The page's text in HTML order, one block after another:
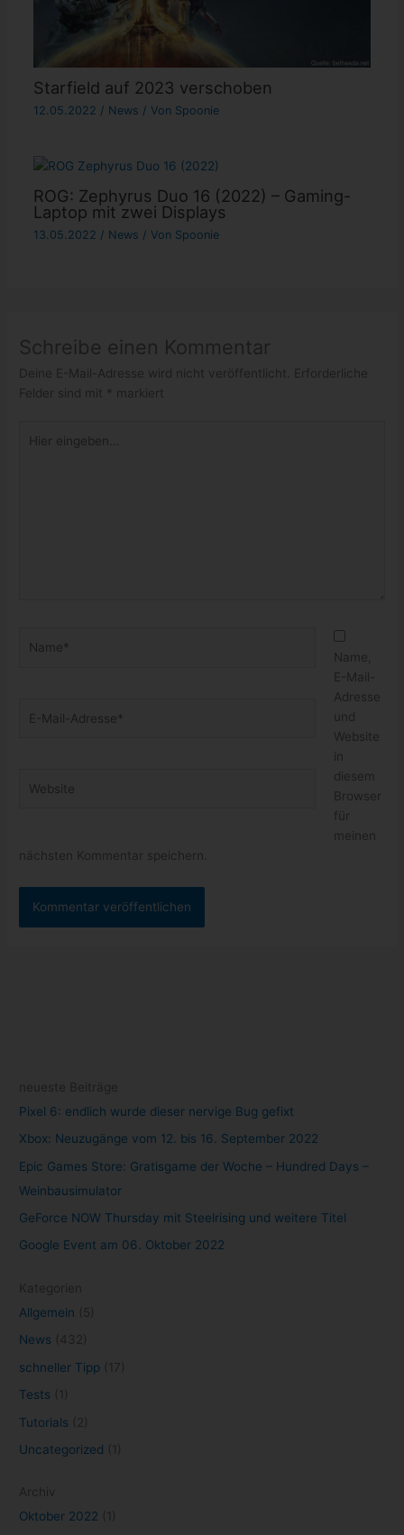
Starfield auf 2023 verschoben
12.05.2022 / News / Von Spoonie
ROG: Zephyrus Duo 16 (2022) – Gaming-
Laptop mit zwei Displays
13.05.2022 / News / Von Spoonie
Schreibe einen Kommentar
Deine E-Mail-Adresse wird nicht veröffentlicht.
Erforderliche
Felder sind mit
* markiert
eingeben…
Mail-
Name,
E-Mail-
Adresse
und
Website
in
diesem
Browser
für
meinen
nächsten Kommentar speichern.
Pixel 6: endlich wurde dieser nervige Bug gefixt
Xbox: Neuzugänge vom 12. bis 16. September 2022
Epic Games Store: Gratisgame der Woche – Hundred Days –
Weinbausimulator
GeForce NOW Thursday mit Steelrising und weitere Titel
Google Event am 06. Oktober 2022
Allgemein
News
schneller Tipp
Tests
Tutorials
Uncategorized
Oktober 2022